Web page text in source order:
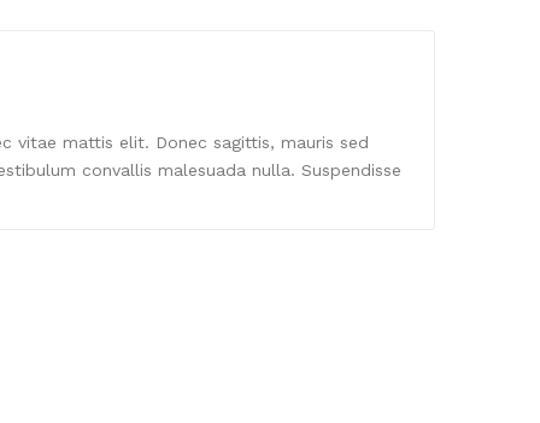
vitae mattis elit. Donec sagittis, mauris sed
convallis malesuada nulla. Suspendisse